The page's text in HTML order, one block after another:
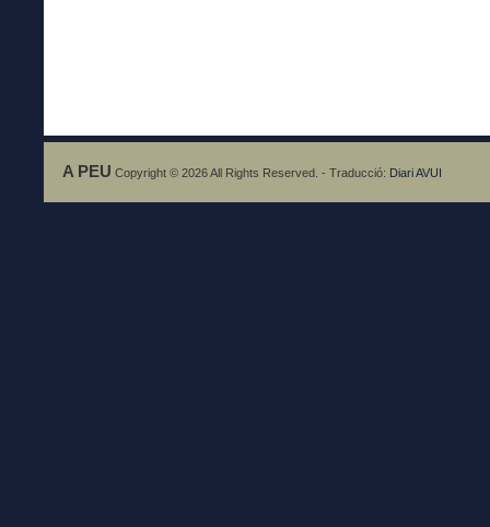
A PEU Copyright © 2026 All Rights Reserved. - Traducció: Diari AVUI